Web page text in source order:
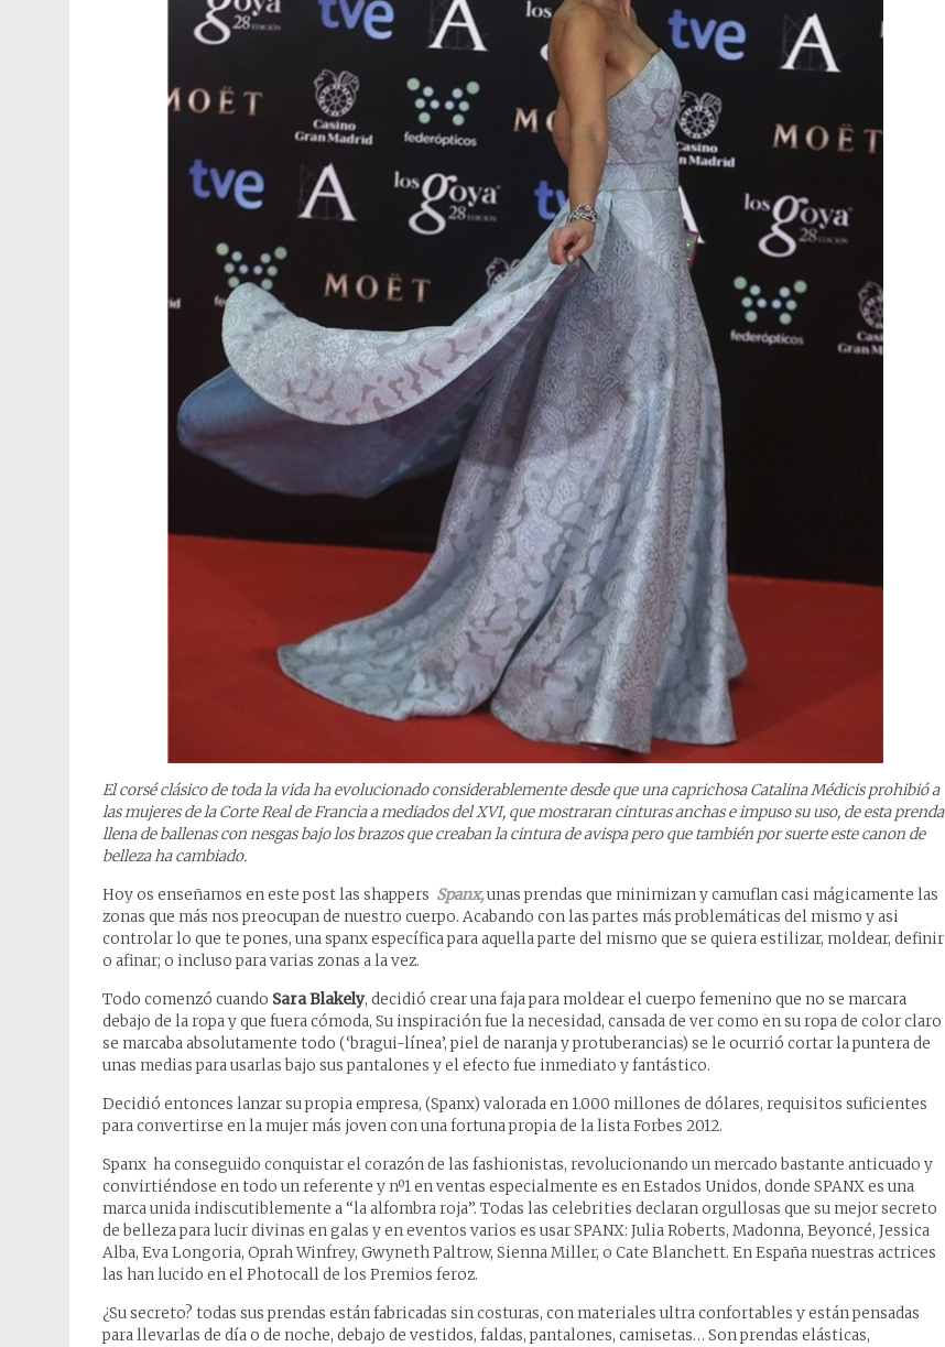
El corsé clásico de toda la vida ha evolucionado considerablemente desde que una caprichosa Catalina Médicis prohibió a
las mujeres de la Corte Real de Francia a mediados del XVI, que mostraran cinturas anchas e impuso su uso, de esta prenda
llena de ballenas con nesgas bajo los brazos que creaban la cintura de avispa pero que también por suerte este canon de
belleza ha cambiado.
Hoy os enseñamos en este post las shappers Spanx,unas prendas que minimizan y camuflan casi mágicamente las
zonas que más nos preocupan de nuestro cuerpo. Acabando con las partes más problemáticas del mismo y asi
controlar lo que te pones, una spanx específica para aquella parte del mismo que se quiera estilizar, moldear, definir
o afinar; o incluso para varias zonas a la vez.
Todo comenzó cuando Sara Blakely, decidió crear una faja para moldear el cuerpo femenino que no se marcara
debajo de la ropa y que fuera cómoda, Su inspiración fue la necesidad, cansada de ver como en su ropa de color claro
se marcaba absolutamente todo (‘bragui-línea’, piel de naranja y protuberancias) se le ocurrió cortar la puntera de
unas medias para usarlas bajo sus pantalones y el efecto fue inmediato y fantástico.
Decidió entonces lanzar su propia empresa, (Spanx) valorada en 1.000 millones de dólares, requisitos suficientes
para convertirse en la mujer más joven con una fortuna propia de la lista Forbes 2012.
Spanx ha conseguido conquistar el corazón de las fashionistas, revolucionando un mercado bastante anticuado y
convirtiéndose en todo un referente y nº1 en ventas especialmente es en Estados Unidos, donde SPANX es una
marca unida indiscutiblemente a “la alfombra roja”. Todas las celebrities declaran orgullosas que su mejor secreto
de belleza para lucir divinas en galas y en eventos varios es usar SPANX: Julia Roberts, Madonna, Beyoncé, Jessica
Alba, Eva Longoria, Oprah Winfrey, Gwyneth Paltrow, Sienna Miller, o Cate Blanchett. En España nuestras actrices
las han lucido en el Photocall de los Premios feroz.
¿Su secreto? todas sus prendas están fabricadas sin costuras, con materiales ultra confortables y están pensadas
para llevarlas de día o de noche, debajo de vestidos, faldas, pantalones, camisetas… Son prendas elásticas,